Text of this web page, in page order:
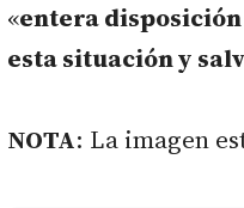
«entera
esta situación y
NOTA: La imagen